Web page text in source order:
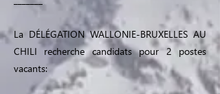
La DÉLÉGATION WALLONIE-BRUXELLES AU
CHILI recherche candidats pour 2 postes
vacants: